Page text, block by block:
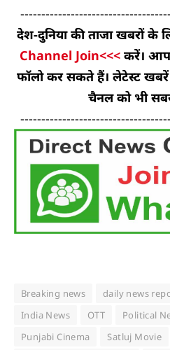
देश-दुनिया की ताजा खबरों के
Channel Join<<< करें।
फॉलो कर सकते हैं। लेटेस्ट
चैनल को भी
Breaking news daily news
India News
OTT Political
Punjabi Cinema
Satluj Movie